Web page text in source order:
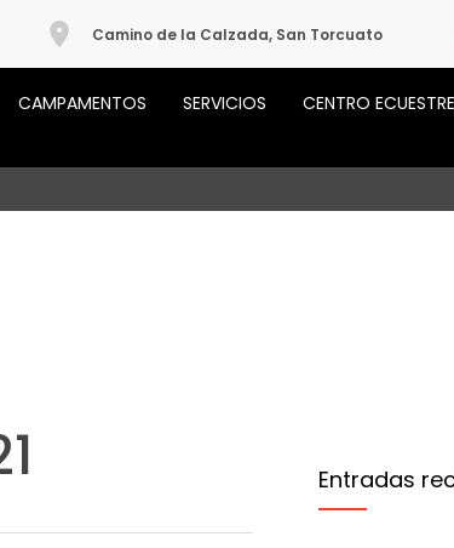
Camino de la Calzada, San Torcuato
CAMPAMENTOS SERVICIOS CENTRO ECUESTRE
Entradas